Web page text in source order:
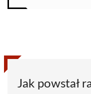
Jak powstał